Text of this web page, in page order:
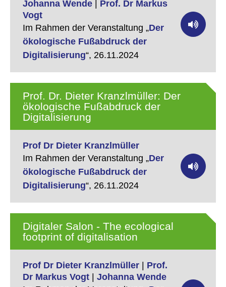
Johanna Wende
Prof. Dr Markus
Vogt
Im Rahmen der Veranstaltung „Der
ökologische Fußabdruck der
Digitalisierung“, 26.11.2024
Prof. Dr. Dieter Kranzlmüller: Der
ökologische Fußabdruck der
Digitalisierung
Prof Dr Dieter Kranzlmüller
Im Rahmen der Veranstaltung „Der
ökologische Fußabdruck der
Digitalisierung“, 26.11.2024
Digitaler Salon - The ecological
footprint of digitalisation
Prof Dr Dieter Kranzlmüller
Prof.
Dr Markus Vogt
Johanna Wende